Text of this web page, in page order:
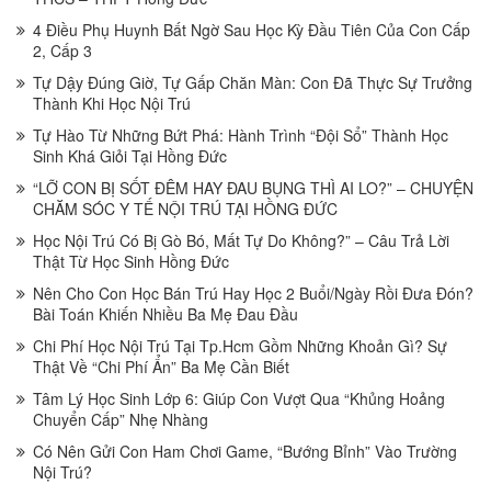
4 Điều Phụ Huynh Bất Ngờ Sau Học Kỳ Đầu Tiên Của Con Cấp
2, Cấp 3
Tự Dậy Đúng Giờ, Tự Gấp Chăn Màn: Con Đã Thực Sự Trưởng
Thành Khi Học Nội Trú
Tự Hào Từ Những Bứt Phá: Hành Trình “Đội Sổ” Thành Học
Sinh Khá Giỏi Tại Hồng Đức
“LỠ CON BỊ SỐT ĐÊM HAY ĐAU BỤNG THÌ AI LO?” – CHUYỆN
CHĂM SÓC Y TẾ NỘI TRÚ TẠI HỒNG ĐỨC
Học Nội Trú Có Bị Gò Bó, Mất Tự Do Không?” – Câu Trả Lời
Thật Từ Học Sinh Hồng Đức
Nên Cho Con Học Bán Trú Hay Học 2 Buổi/Ngày Rồi Đưa Đón?
Bài Toán Khiến Nhiều Ba Mẹ Đau Đầu
Chi Phí Học Nội Trú Tại Tp.Hcm Gồm Những Khoản Gì? Sự
Thật Về “Chi Phí Ẩn” Ba Mẹ Cần Biết
Tâm Lý Học Sinh Lớp 6: Giúp Con Vượt Qua “Khủng Hoảng
Chuyển Cấp” Nhẹ Nhàng
Có Nên Gửi Con Ham Chơi Game, “Bướng Bỉnh” Vào Trường
Nội Trú?